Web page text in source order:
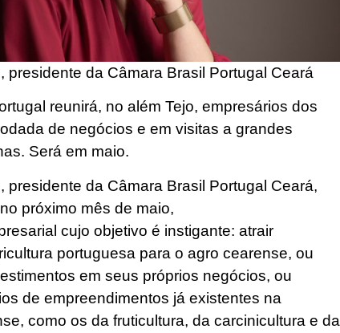
presidente da Câmara Brasil Portugal Ceará
reunirá, no além Tejo, empresários dos
de negócios e em visitas a grandes
Será em maio.
presidente da Câmara Brasil Portugal Ceará,
próximo mês de maio,
cujo objetivo é instigante: atrair
portuguesa para o agro cearense, ou
em seus próprios negócios, ou
de empreendimentos já existentes na
como os da fruticultura, da carcinicultura e da